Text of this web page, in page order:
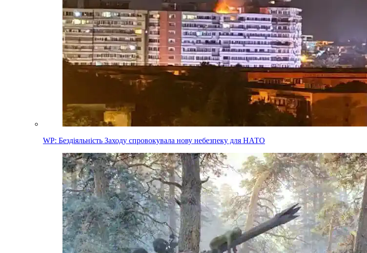
WP: Бездіяльність Заходу спровокувала нову небезпеку для НАТО